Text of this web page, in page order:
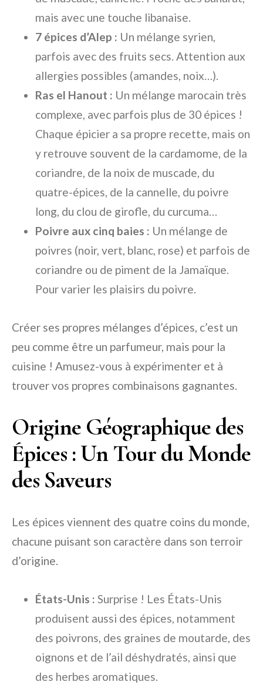
mais avec une touche libanaise.
7 épices d’Alep : Un mélange syrien,
parfois avec des fruits secs. Attention aux
allergies possibles (amandes, noix…).
Ras el Hanout : Un mélange marocain très
complexe, avec parfois plus de 30 épices !
Chaque épicier a sa propre recette, mais on
y retrouve souvent de la cardamome, de la
coriandre, de la noix de muscade, du
quatre-épices, de la cannelle, du poivre
long, du clou de girofle, du curcuma…
Poivre aux cinq baies : Un mélange de
poivres (noir, vert, blanc, rose) et parfois de
coriandre ou de piment de la Jamaïque.
Pour varier les plaisirs du poivre.
Créer ses propres mélanges d’épices, c’est un
peu comme être un parfumeur, mais pour la
cuisine ! Amusez-vous à expérimenter et à
trouver vos propres combinaisons gagnantes.
Origine Géographique des
Épices : Un Tour du Monde
des Saveurs
Les épices viennent des quatre coins du monde,
chacune puisant son caractère dans son terroir
d’origine.
États-Unis : Surprise ! Les États-Unis
produisent aussi des épices, notamment
des poivrons, des graines de moutarde, des
oignons et de l’ail déshydratés, ainsi que
des herbes aromatiques.